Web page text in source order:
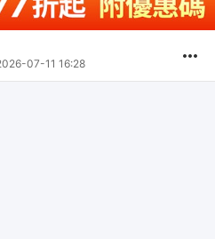
07-11 16:28